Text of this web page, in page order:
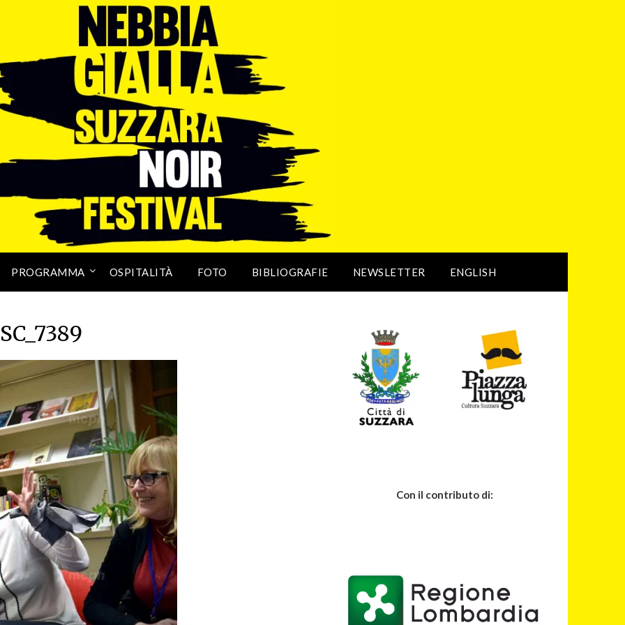
PROGRAMMA OSPITALITÀ FOTO BIBLIOGRAFIE NEWSLETTER ENGLISH
Con il contributo di: